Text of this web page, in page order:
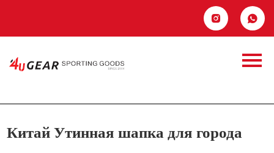
 
Контакты
шапка для города
Китай Утинная шапка для города